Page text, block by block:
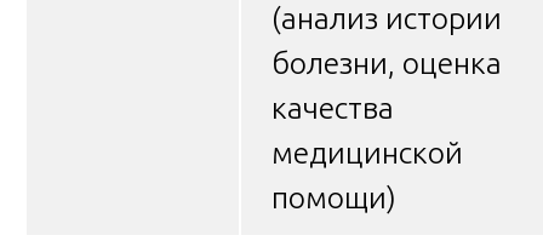
(анализ истории
болезни, оценка
качества
медицинской
помощи)